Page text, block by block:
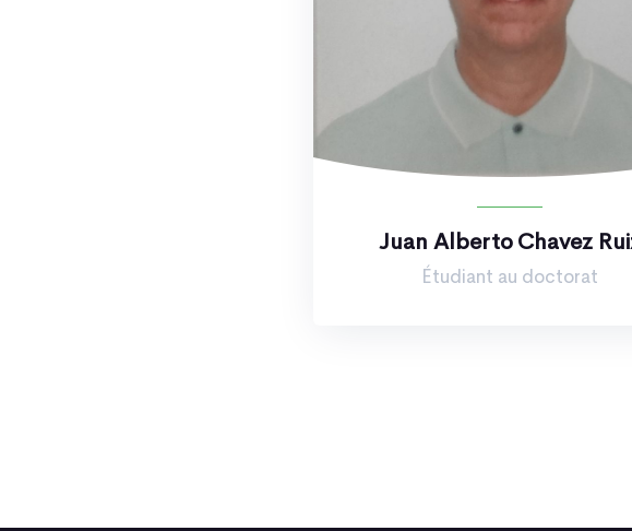
Juan Alberto Chavez
Étudiant au doctorat